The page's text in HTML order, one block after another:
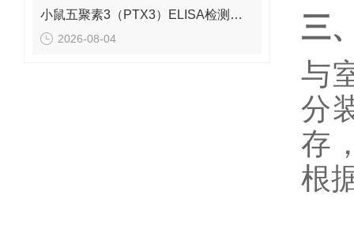
小鼠五聚素3（PTX3）ELISA检测试剂盒 应该如何保存呢？
2026-08-04
三
与
分
存
根